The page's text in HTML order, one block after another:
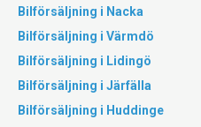
Bilförsäljning i Nacka
Bilförsäljning i Värmdö
Bilförsäljning i Lidingö
Bilförsäljning i Järfälla
Bilförsäljning i Huddinge